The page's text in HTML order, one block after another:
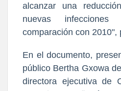
alcanzar una
nuevas
comparación con 2010",
En el documento,
público Bertha Gxowa
directora ejecutiva de